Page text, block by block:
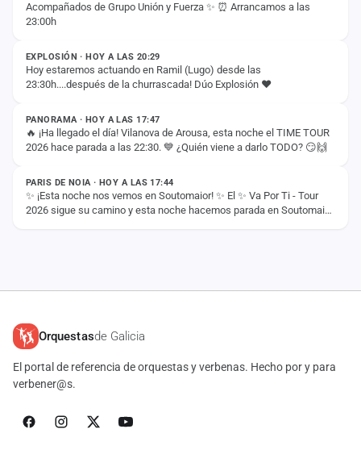
Acompañados de Grupo Unión y Fuerza ✨ ⏰ Arrancamos a las
23:00h
ESTADO
EXPLOSIÓN · HOY A LAS 20:29
Hoy estaremos actuando en Ramil (Lugo) desde las
23:30h....después de la churrascada! Dúo Explosión ❤️
ESTADO
PANORAMA · HOY A LAS 17:47
🔥 ¡Ha llegado el día! Vilanova de Arousa, esta noche el TIME TOUR
2026 hace parada a las 22:30. 💙 ¿Quién viene a darlo TODO? 😏🙌
ESTADO
PARIS DE NOIA · HOY A LAS 17:44
✨ ¡Esta noche nos vemos en Soutomaior! ✨ El ✨ Va Por Ti - Tour
2026 sigue su camino y esta noche hacemos parada en Soutomaior
Orquestasde Galicia
El portal de referencia de orquestas y verbenas. Hecho por y para
verbener@s.